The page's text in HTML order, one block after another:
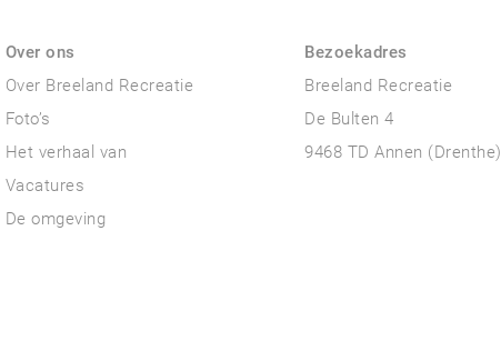
Over ons
Over Breeland Recreatie
Foto’s
Het verhaal van
Vacatures
De omgeving
Bezoekadres
Breeland Recreatie
De Bulten 4
9468 TD Annen (Drenthe)